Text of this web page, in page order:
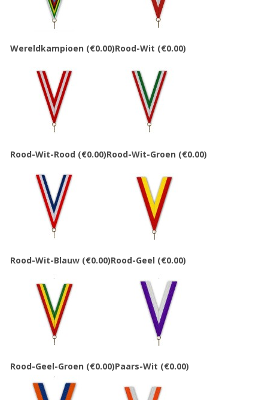
Wereldkampioen (€0.00)Rood-Wit (€0.00)
Rood-Wit-Rood (€0.00)Rood-Wit-Groen (€0.00)
Rood-Wit-Blauw (€0.00)Rood-Geel (€0.00)
Rood-Geel-Groen (€0.00)Paars-Wit (€0.00)